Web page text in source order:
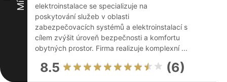
elektroinstalace se specializuje na
poskytování služeb v oblasti
zabezpečovacích systémů a elektroinstalací s
cílem zvýšit úroveň bezpečnosti a komfortu
obytných prostor. Firma realizuje komplexní ...
8.5 (6)